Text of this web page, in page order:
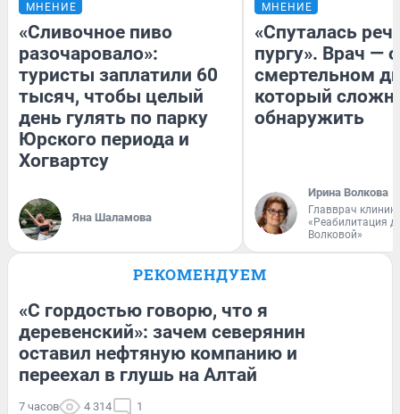
МНЕНИЕ
«Сливочное пиво
разочаровало»:
туристы заплатили 60
тысяч, чтобы целый
день гулять по парку
Юрского периода и
Хогвартсу
Яна Шаламова
МНЕНИЕ
«Спуталась
пургу». Врач — о
смертельном
который
обнаружить
Ирина Волкова
Главврач
«Реабилитация
Волковой»
РЕКОМЕНДУЕМ
«С гордостью говорю, что я
деревенский»: зачем северянин
оставил нефтяную компанию и
переехал в глушь на Алтай
7 часов 4 314 1